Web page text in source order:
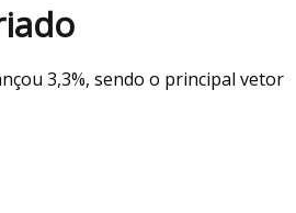
3,3%, sendo o principal vetor